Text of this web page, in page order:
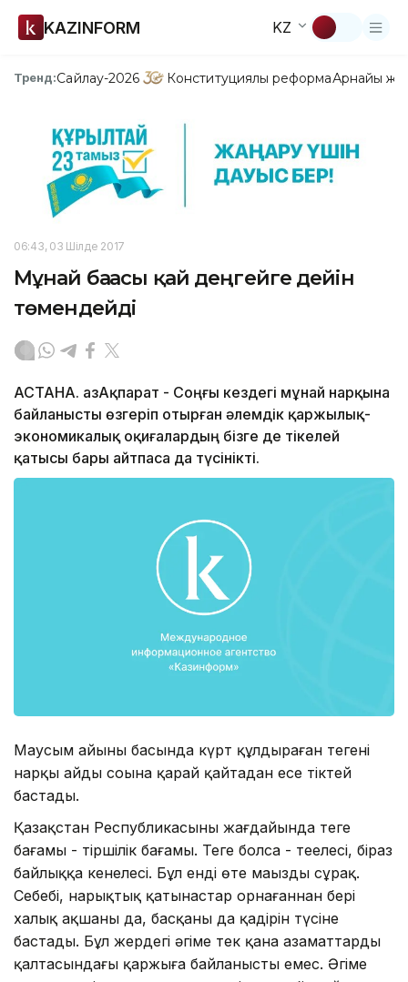
KAZINFORM KZ
Тренд:Сайлау-2026 Конституциялық реформаАрнайы
06:43, 03 Шілде 2017
Мұнай бағасы қай деңгейге дейін
төмендейді
АСТАНА. ҚазАқпарат - Соңғы кездегі мұнай нарқына
байланысты өзгеріп отырған әлемдік қаржылық-
экономи­калық оқиғалардың бізге де тікелей
қатысы бары айтпаса да түсінікті.
Маусым айының басында күрт құлдыраған теңгенің
нарқы айдың соңына қарай қайтадан еңсе тіктей
бастады.
Қазақ­стан Респуб­ликасының жағ­дайында теңге
бағамы - тіршілік бағамы. Теңгең болса - теңе­лесің, біраз
байлыққа кенелесің. Бұл енді өте маңызды сұрақ.
Себебі, нарықтық қатынастар орнағаннан бері
халық ақшаның да, басқаның да қадірін түсіне
бастады. Бұл жердегі әңгіме тек қана азаматтардың
қалтасындағы қаржыға байланысты емес. Әңгіме